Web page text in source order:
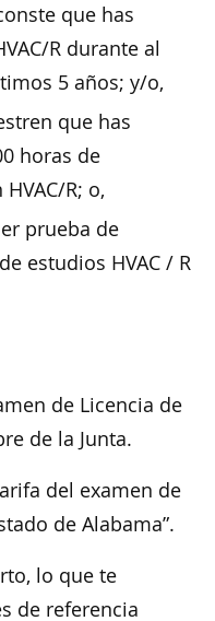
que has
R durante al
5 años; y/o,
que has
horas de
R; o,
prueba de
estudios HVAC / R
de Licencia de
de la Junta.
del examen de
de Alabama”.
lo que te
de referencia